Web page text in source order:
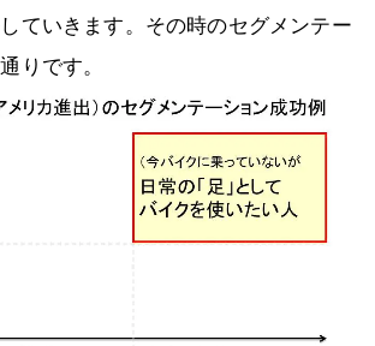
ていきます。その時のセグメンテー
りです。